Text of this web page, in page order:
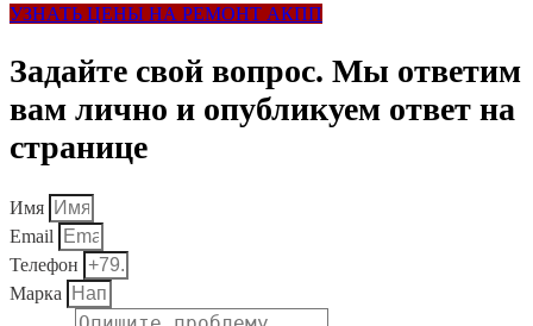
УЗНАТЬ ЦЕНЫ НА РЕМОНТ АКПП
Задайте свой вопрос. Мы ответим
вам лично и опубликуем ответ на
странице
Имя
Email
Телефон
Марка